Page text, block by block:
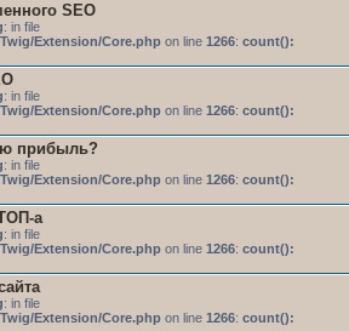
SEO
: in file
Extension/Core.phpon line 1266: count():
: in file
Extension/Core.phpon line 1266: count():
прибыль?
: in file
Extension/Core.phpon line 1266: count():
а
: in file
Extension/Core.phpon line 1266: count():
: in file
Extension/Core.phpon line 1266: count():